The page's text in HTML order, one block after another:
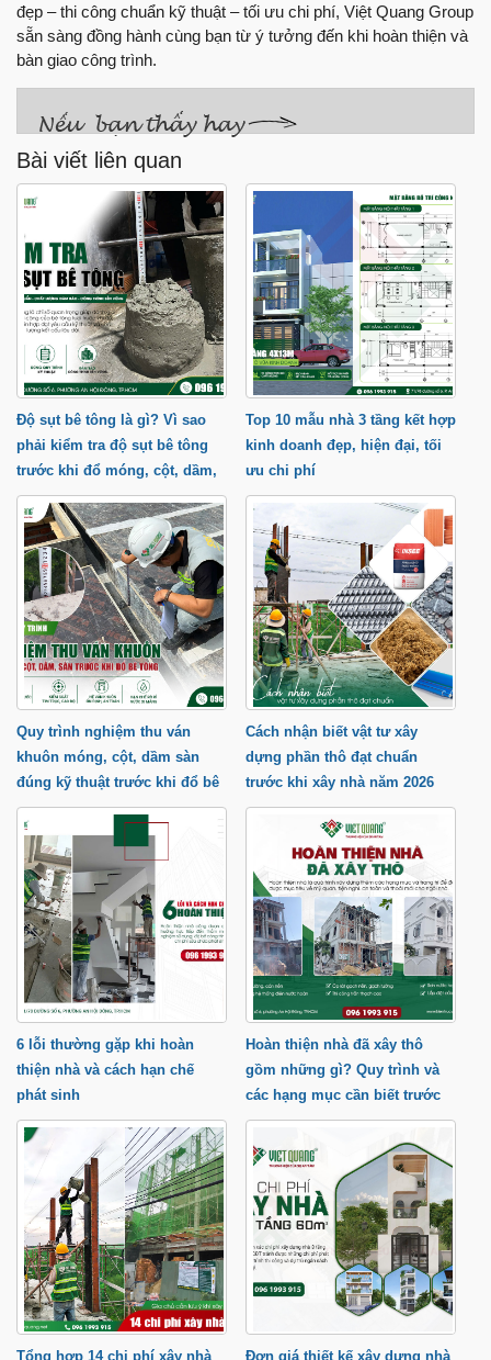
đẹp – thi công chuẩn kỹ thuật – tối ưu chi phí, Việt Quang Group
sẵn sàng đồng hành cùng bạn từ ý tưởng đến khi hoàn thiện và
bàn giao công trình.
Bài viết liên quan
Độ sụt bê tông là gì? Vì sao
phải kiểm tra độ sụt bê tông
trước khi đổ móng, cột, dầm,
sàn?
Top 10 mẫu nhà 3 tầng kết hợp
kinh doanh đẹp, hiện đại, tối
ưu chi phí
Quy trình nghiệm thu ván
khuôn móng, cột, dầm sàn
đúng kỹ thuật trước khi đổ bê
tông
Cách nhận biết vật tư xây
dựng phần thô đạt chuẩn
trước khi xây nhà năm 2026
6 lỗi thường gặp khi hoàn
thiện nhà và cách hạn chế
phát sinh
Hoàn thiện nhà đã xây thô
gồm những gì? Quy trình và
các hạng mục cần biết trước
khi xây nhà
Tổng hợp 14 chi phí xây nhà Đơn giá thiết kế xây dựng nhà